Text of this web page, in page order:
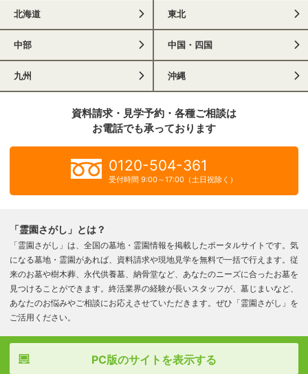
北海道 東北
中部 中国・四国
九州 沖縄
資料請求・見学予約・各種ご相談は
お電話でも承っております
0120-504-361
受付時間 9:00～17:00（土日祝除く）
「霊園さがし」とは？
「霊園さがし」は、全国の墓地・霊園情報を掲載したポータルサイトです。気
になる墓地・霊園があれば、資料請求や現地見学を無料で一括で行えます。従
来のお墓や樹木葬、永代供養墓、納骨堂など、あなたのニーズに合ったお墓を
見つけることができます。終活業界の経験が長いスタッフが、墓じまいなど、
あなたのお悩みやご相談にお応えさせていただきます。ぜひ「霊園さがし」を
ご活用ください。
PC版のサイトを表示する